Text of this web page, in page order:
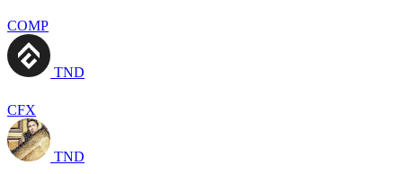
COMP
TND
CFX
TND